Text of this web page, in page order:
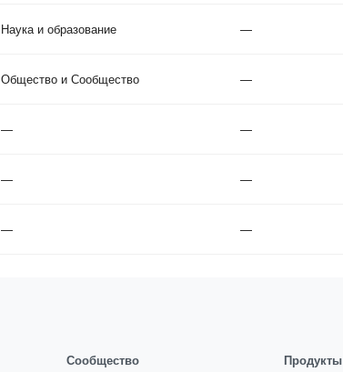
Наука и образование —
Общество и Сообщество —
— —
— —
— —
Сообщество Продукты